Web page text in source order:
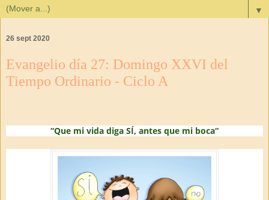
▼
26 sept 2020
Evangelio día 27: Domingo XXVI del
Tiempo Ordinario - Ciclo A
“Que mi vida diga SÍ, antes que mi boca“